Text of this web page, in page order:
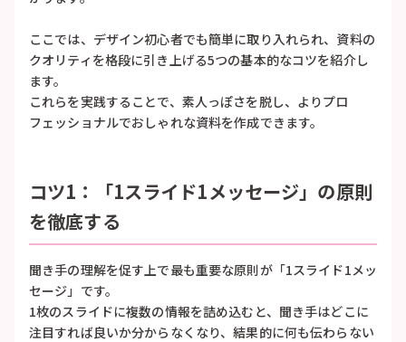
ここでは、デザイン初心者でも簡単に取り入れられ、資料の
クオリティを格段に引き上げる5つの基本的なコツを紹介し
ます。
これらを実践することで、素人っぽさを脱し、よりプロ
フェッショナルでおしゃれな資料を作成できます。
コツ1：「1スライド1メッセージ」の原則
を徹底する
聞き手の理解を促す上で最も重要な原則が「1スライド1メッ
セージ」です。
1枚のスライドに複数の情報を詰め込むと、聞き手はどこに
注目すれば良いか分からなくなり、結果的に何も伝わらない